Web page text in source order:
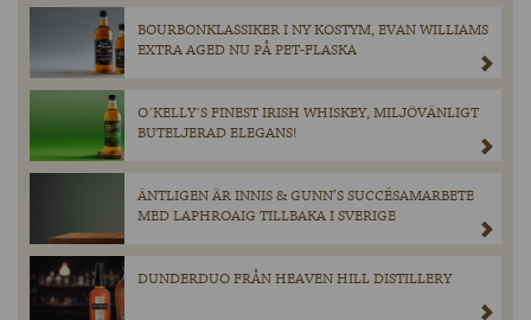
BOURBONKLASSIKER I NY KOSTYM, EVAN WILLIAMS
EXTRA AGED NU PÅ PET-FLASKA
O´KELLY´S FINEST IRISH WHISKEY, MILJÖVÄNLIGT
BUTELJERAD ELEGANS!
ÄNTLIGEN ÄR INNIS & GUNN’S SUCCÉSAMARBETE
MED LAPHROAIG TILLBAKA I SVERIGE
DUNDERDUO FRÅN HEAVEN HILL DISTILLERY